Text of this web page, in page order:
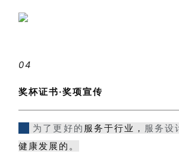
04
奖杯证书·奖项宣传
为了更好的 服务于行业 ， 服务设
健康发展的。